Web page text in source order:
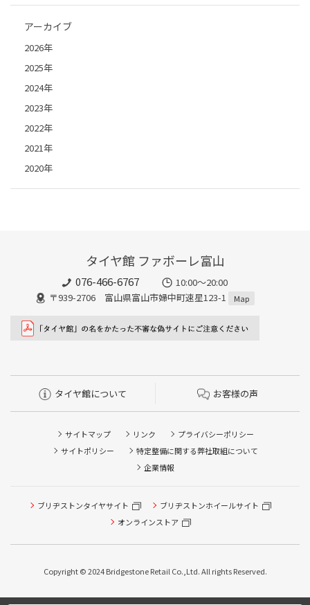
アーカイブ
2026年
2025年
2024年
2023年
2022年
2021年
2020年
タイヤ館 ファボーレ富山
076-466-6767
10:00～20:00
〒939-2706 富山県富山市婦中町速星123-1
Map
タイヤ館について お客様の声
サイトマップ リンク
プライバシーポリシー
サイトポリシー
特定整備に関する弊社取組について
企業情報
ブリヂストンタイヤサイト
ブリヂストンホイールサイト
オンラインストア
Copyright © 2024 Bridgestone Retail Co.,Ltd. All rights Reserved.
ピット作業の予約